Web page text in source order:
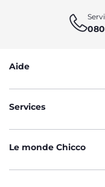
Aide
Services
Le monde Chicco